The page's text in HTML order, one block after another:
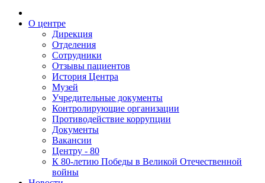
О центре
Дирекция
Отделения
Сотрудники
Отзывы пациентов
История Центра
Музей
Учредительные документы
Контролирующие организации
Противодействие коррупции
Документы
Вакансии
Центру - 80
К 80-летию Победы в Великой Отечественной
войны